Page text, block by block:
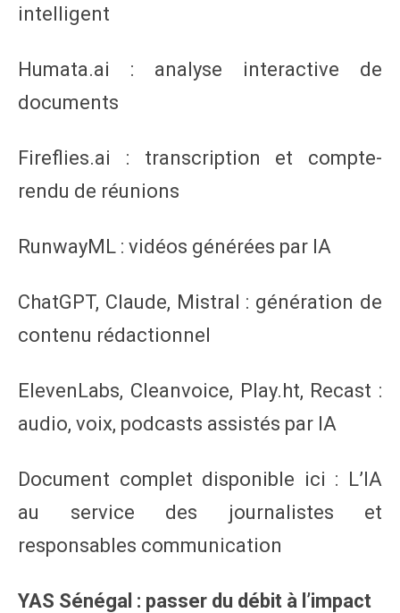
intelligent
Humata.ai : analyse interactive de
documents
Fireflies.ai : transcription et compte-
rendu de réunions
RunwayML : vidéos générées par IA
ChatGPT, Claude, Mistral : génération de
contenu rédactionnel
ElevenLabs, Cleanvoice, Play.ht, Recast :
audio, voix, podcasts assistés par IA
Document complet disponible ici : L’IA
au service des journalistes et
responsables communication
YAS Sénégal : passer du débit à l’impact